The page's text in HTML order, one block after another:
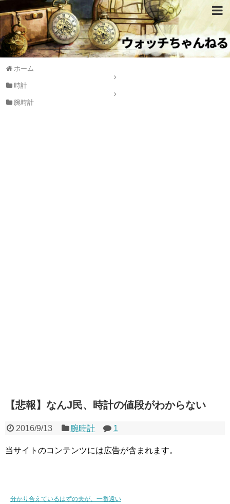
ホーム
時計
腕時計
【悲報】なんJ民、時計の値段がわからない
2016/9/13 腕時計 1
当サイトのコンテンツには広告が含まれます。
分かり合えているはずの夫が、一番遠い